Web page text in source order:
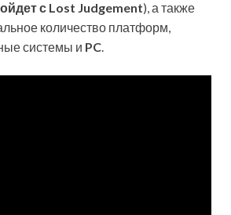
с Lost Judgement), а также
количество платформ,
системы и PC